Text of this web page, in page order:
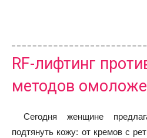
RF-лифтинг
методов
Сегодня женщине
подтянуть кожу: от кремов с